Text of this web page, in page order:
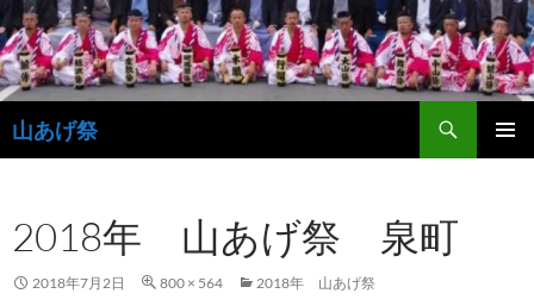
コ
ン
テ
ン
ツ
へ
ッ
山あげ祭
索
2018年 山あげ祭 泉町
2018年7月2日 800 × 564 2018年 山あげ祭